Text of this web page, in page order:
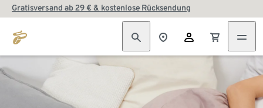
Gratisversand ab 29 € & kostenlose Rücksendung